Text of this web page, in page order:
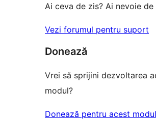
Ai ceva de zis? Ai nevoie de
Vezi forumul pentru suport
Donează
Vrei să sprijini dezvoltarea
modul?
Donează pentru acest modul